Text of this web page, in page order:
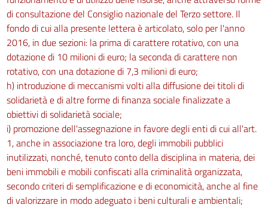
di consultazione del Consiglio nazionale del Terzo settore. Il
fondo di cui alla presente lettera è articolato, solo per l'anno
2016, in due sezioni: la prima di carattere rotativo, con una
dotazione di 10 milioni di euro; la seconda di carattere non
rotativo, con una dotazione di 7,3 milioni di euro;
h) introduzione di meccanismi volti alla diffusione dei titoli di
solidarietà e di altre forme di finanza sociale finalizzate a
obiettivi di solidarietà sociale;
i) promozione dell'assegnazione in favore degli enti di cui all'art.
1, anche in associazione tra loro, degli immobili pubblici
inutilizzati, nonché, tenuto conto della disciplina in materia, dei
beni immobili e mobili confiscati alla criminalità organizzata,
secondo criteri di semplificazione e di economicità, anche al fine
di valorizzare in modo adeguato i beni culturali e ambientali;